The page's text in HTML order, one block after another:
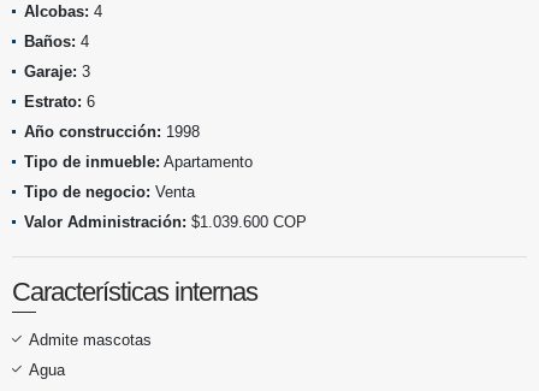
Alcobas: 4
Baños: 4
Garaje: 3
Estrato: 6
Año construcción: 1998
Tipo de inmueble: Apartamento
Tipo de negocio: Venta
Valor Administración: $1.039.600 COP
Características internas
Admite mascotas
Agua